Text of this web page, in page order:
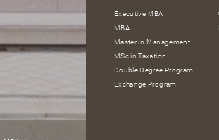
Executive MBA
MBA
Master in Management
MSc in Taxation
Double Degree Program
Exchange Program